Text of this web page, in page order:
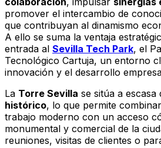
promover el intercambio de
que contribuyan al dinamismo
A ello se suma la ventaja
entrada al Sevilla Tech Park, el
Tecnológico Cartuja, un entorno
innovación y el desarrollo
La Torre Sevilla se sitúa a escasa
histórico, lo que permite
trabajo moderno con un acceso
monumental y comercial de la
reuniones, visitas de clientes o